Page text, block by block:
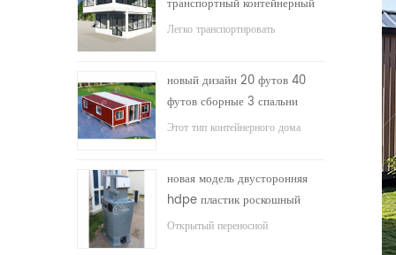
транспортный контейнерный
дом
Легко транспортировать
новый дизайн 20 футов 40
футов сборные 3 спальни
крошечный расширяемый
Этот тип контейнерного дома
ванную комнату и электрическую
систему.
новая модель двусторонняя
hdpe пластик роскошный
общественный умывальник
Открытый переносной